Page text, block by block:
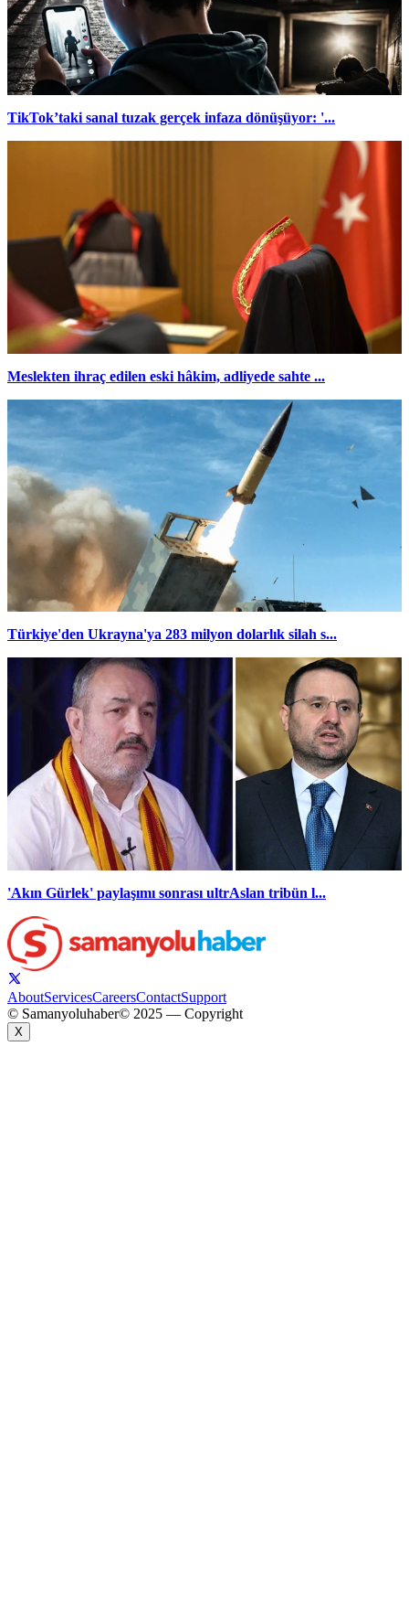
TikTok’taki sanal tuzak gerçek infaza dönüşüyor: '...
Meslekten ihraç edilen eski hâkim, adliyede sahte ...
Türkiye'den Ukrayna'ya 283 milyon dolarlık silah s...
'Akın Gürlek' paylaşımı sonrası ultrAslan tribün l...
AboutServicesCareersContactSupport
© Samanyoluhaber© 2025 — Copyright
X